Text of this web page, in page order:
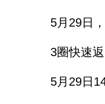
5月29日，
3圈快速返
5月29日14